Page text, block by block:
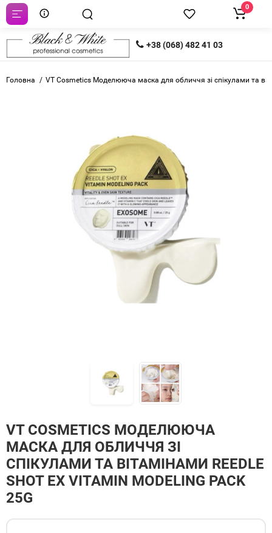
+38 (068) 482 41 03
0
Головна VT Cosmetics Моделююча маска для обличчя зі спікулами та
VT COSMETICS МОДЕЛЮЮЧА
МАСКА ДЛЯ ОБЛИЧЧЯ ЗІ
СПІКУЛАМИ ТА ВІТАМІНАМИ REEDLE
SHOT EX VITAMIN MODELING PACK
25G